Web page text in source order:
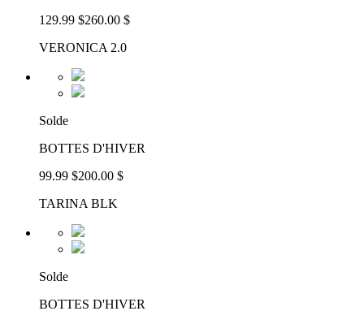
129.99 $260.00 $
VERONICA 2.0
Solde
BOTTES D'HIVER
99.99 $200.00 $
TARINA BLK
Solde
BOTTES D'HIVER